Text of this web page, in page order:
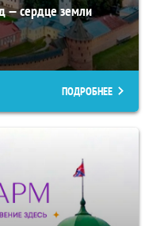
— сердце земли
ПОДРОБНЕЕ